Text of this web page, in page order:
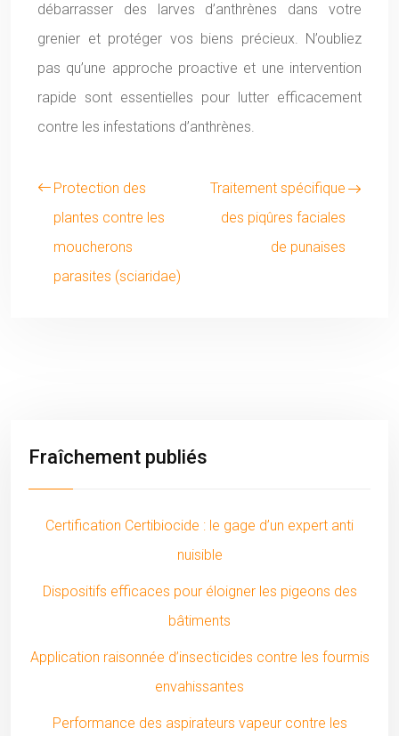
débarrasser des larves d’anthrènes dans votre
grenier et protéger vos biens précieux. N’oubliez
pas qu’une approche proactive et une intervention
rapide sont essentielles pour lutter efficacement
contre les infestations d’anthrènes.
Protection des
plantes contre les
moucherons
parasites (sciaridae)
Traitement spécifique
des piqûres faciales
de punaises
Fraîchement publiés
Certification Certibiocide : le gage d’un expert anti
nuisible
Dispositifs efficaces pour éloigner les pigeons des
bâtiments
Application raisonnée d’insecticides contre les fourmis
envahissantes
Performance des aspirateurs vapeur contre les